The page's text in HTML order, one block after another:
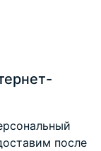
после